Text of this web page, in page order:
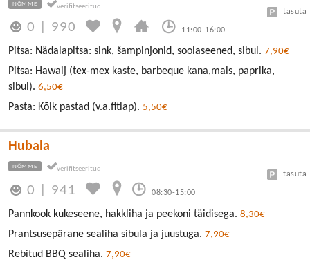
NÕMME
0 990 11:00-16:00
tasuta
Pitsa: Nädalapitsa: sink, šampinjonid, soolaseened, sibul. 7,90€
Pitsa: Hawaij (tex-mex kaste, barbeque kana,mais, paprika,
sibul). 6,50€
Pasta: Kõik pastad (v.a.fitlap). 5,50€
Hubala
NÕMME
0 941 08:30-15:00
tasuta
Pannkook kukeseene, hakkliha ja peekoni täidisega. 8,30€
Prantsusepärane sealiha sibula ja juustuga. 7,90€
Rebitud BBQ sealiha. 7,90€